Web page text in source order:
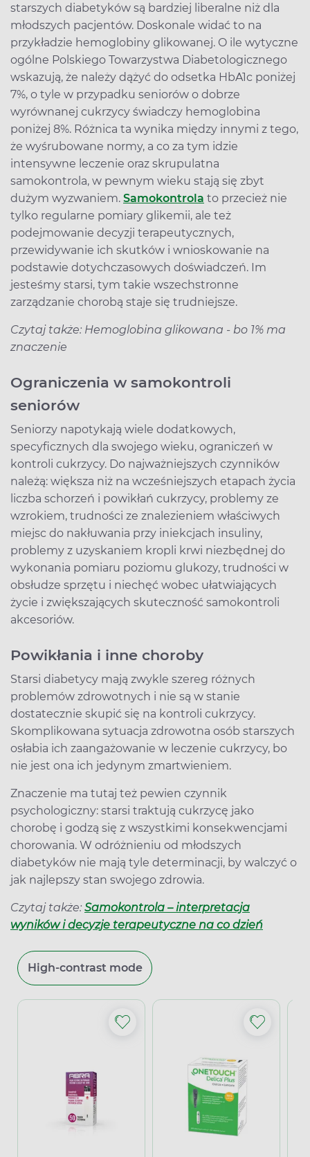
starszych diabetyków są bardziej liberalne niż dla
młodszych pacjentów. Doskonale widać to na
przykładzie hemoglobiny glikowanej. O ile wytyczne
ogólne Polskiego Towarzystwa Diabetologicznego
wskazują, że należy dążyć do odsetka HbA1c poniżej
7%, o tyle w przypadku seniorów o dobrze
wyrównanej cukrzycy świadczy hemoglobina
poniżej 8%. Różnica ta wynika między innymi z tego,
że wyśrubowane normy, a co za tym idzie
intensywne leczenie oraz skrupulatna
samokontrola, w pewnym wieku stają się zbyt
dużym wyzwaniem. Samokontrola to przecież nie
tylko regularne pomiary glikemii, ale też
podejmowanie decyzji terapeutycznych,
przewidywanie ich skutków i wnioskowanie na
podstawie dotychczasowych doświadczeń. Im
jesteśmy starsi, tym takie wszechstronne
zarządzanie chorobą staje się trudniejsze.
Czytaj także: Hemoglobina glikowana - bo 1% ma
znaczenie
Ograniczenia w samokontroli
seniorów
Seniorzy napotykają wiele dodatkowych,
specyficznych dla swojego wieku, ograniczeń w
kontroli cukrzycy. Do najważniejszych czynników
należą: większa niż na wcześniejszych etapach życia
liczba schorzeń i powikłań cukrzycy, problemy ze
wzrokiem, trudności ze znalezieniem właściwych
miejsc do nakłuwania przy iniekcjach insuliny,
problemy z uzyskaniem kropli krwi niezbędnej do
wykonania pomiaru poziomu glukozy, trudności w
obsłudze sprzętu i niechęć wobec ułatwiających
życie i zwiększających skuteczność samokontroli
akcesoriów.
Powikłania i inne choroby
Starsi diabetycy mają zwykle szereg różnych
problemów zdrowotnych i nie są w stanie
dostatecznie skupić się na kontroli cukrzycy.
Skomplikowana sytuacja zdrowotna osób starszych
osłabia ich zaangażowanie w leczenie cukrzycy, bo
nie jest ona ich jedynym zmartwieniem.
Znaczenie ma tutaj też pewien czynnik
psychologiczny: starsi traktują cukrzycę jako
chorobę i godzą się z wszystkimi konsekwencjami
chorowania. W odróżnieniu od młodszych
diabetyków nie mają tyle determinacji, by walczyć o
jak najlepszy stan swojego zdrowia.
Czytaj także: Samokontrola – interpretacja
wyników i decyzje terapeutyczne na co dzień
High-contrast mode